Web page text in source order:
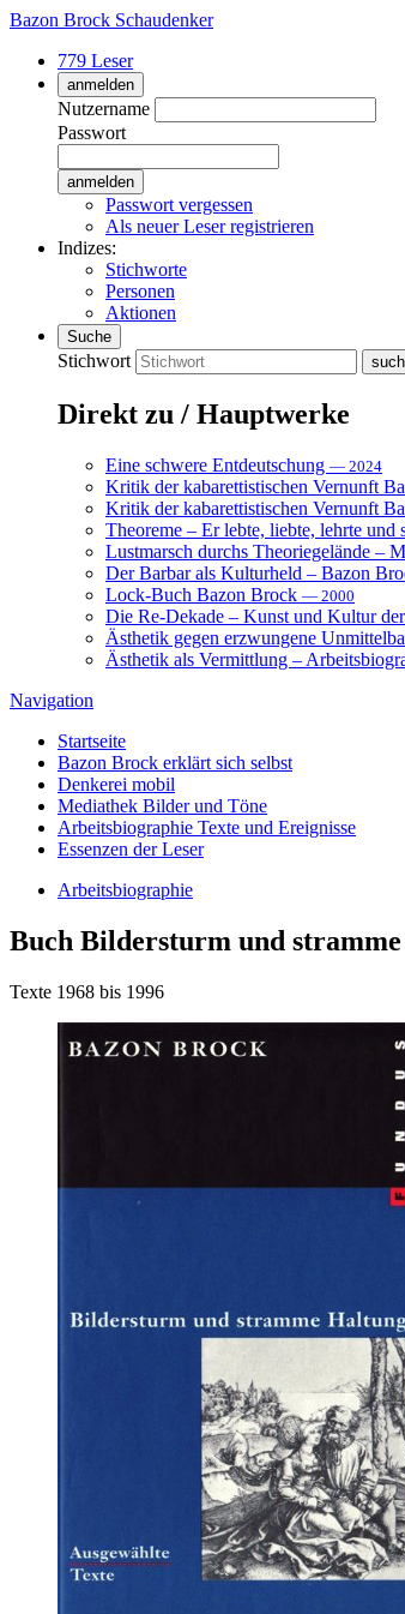
Bazon Brock Schaudenker
779 Leser
anmelden
Nutzername
Passwort
Passwort vergessen
Als neuer Leser registrieren
Indizes:
Stichworte
Personen
Aktionen
Suche
Stichwort
Direkt zu / Hauptwerke
Eine schwere Entdeutschung — 2024
Kritik der kabarettistischen Vernunft
Kritik der kabarettistischen Vernunft
Theoreme – Er lebte, liebte, lehrte und
Lustmarsch durchs Theoriegelände –
Der Barbar als Kulturheld – Bazon
Lock-Buch Bazon Brock — 2000
Die Re-Dekade – Kunst und Kultur
Ästhetik gegen erzwungene
Ästhetik als Vermittlung –
Navigation
Startseite
Bazon Brock erklärt sich selbst
Denkerei mobil
Mediathek Bilder und Töne
Arbeitsbiographie Texte und Ereignisse
Essenzen der Leser
Arbeitsbiographie
Buch Bildersturm und
Texte 1968 bis 1996